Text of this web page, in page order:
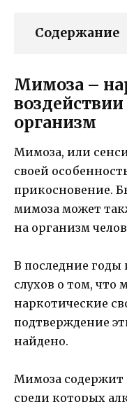
Содержание
Мимоза –
организм
Мимоза, или
своей
прикосновение.
мимоза может
на организм
В последние
слухов о том, что
наркотические
подтверждение
найдено.
Мимоза содержит
среди которых